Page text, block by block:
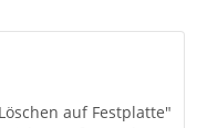
auf Festplatte"